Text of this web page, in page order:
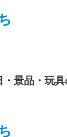
景品・玩